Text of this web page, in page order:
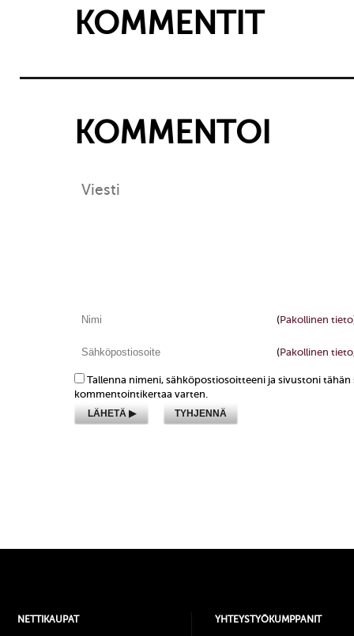
KOMMENTIT
KOMMENTOI
(Pakollinen tieto
(Pakollinen
Tallenna nimeni, sähköpostiosoitteeni ja sivustoni tähän
kommentointikertaa varten.
NETTIKAUPAT YHTEYSTYÖKUMPPANIT